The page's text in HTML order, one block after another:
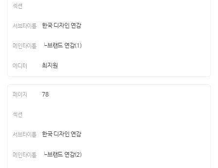
한국 디자인 연감
└브랜드 연감(1)
최지원
78
한국 디자인 연감
└브랜드 연감(2)